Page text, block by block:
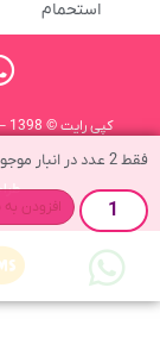
فقط 2 عدد در انبار موجود است
افزودن